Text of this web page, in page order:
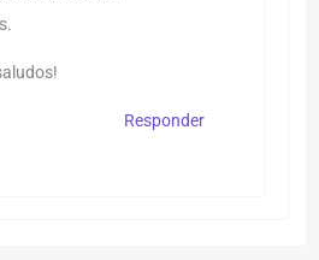
Responder